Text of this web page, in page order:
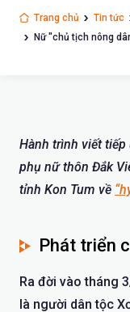
Trang chủ Tin tức
Nữ "chủ tịch nông
Hành trình viết
phụ nữ thôn Đắk
tỉnh Kon Tum về
Phát triển
Ra đời vào tháng
là người dân tộc